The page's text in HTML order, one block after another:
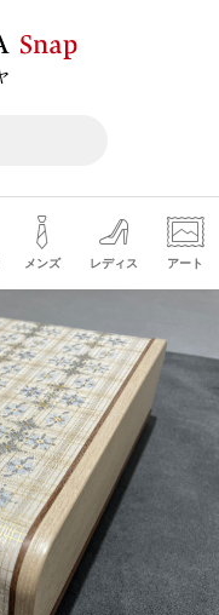
メンズ レディス アート